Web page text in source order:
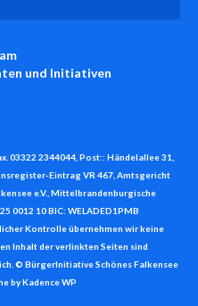
und Initiativen
03322 2344044, Post:: Händelallee 31,
Eintrag VR 467, Amtsgericht
e.V., Mittelbrandenburgische
0012 10 BIC: WELADED1PMB
Kontrolle übernehmen wir keine
Inhalt der verlinkten Seiten sind
© BürgerInitiative Schönes Falkensee
byKadence WP